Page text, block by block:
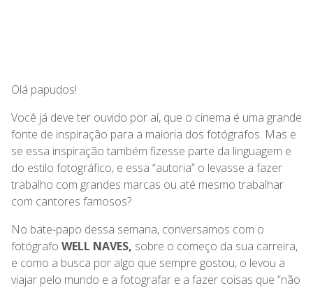
Olá papudos!
Você já deve ter ouvido por aí, que o cinema é uma grande
fonte de inspiração para a maioria dos fotógrafos. Mas e
se essa inspiração também fizesse parte da linguagem e
do estilo fotográfico, e essa “autoria” o levasse a fazer
trabalho com grandes marcas ou até mesmo trabalhar
com cantores famosos?
No bate-papo dessa semana, conversamos com o
fotógrafo WELL NAVES, sobre o começo da sua carreira,
e como a busca por algo que sempre gostou, o levou a
viajar pelo mundo e a fotografar e a fazer coisas que “não